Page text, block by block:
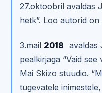
27.oktoobril avaldas
hetk”. Loo autorid
3.mail 2018 avaldas
pealkirjaga “Vaid
Mai Skizo stuudio.
tugevatele